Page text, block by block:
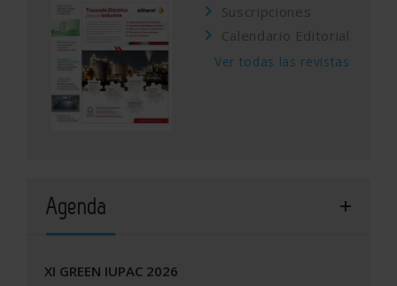
Suscripciones
Calendario Editorial
Ver todas las revistas
Agenda
XI GREEN IUPAC 2026